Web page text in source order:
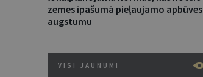
zemes īpašumā pieļaujamo apbūves
augstumu
VISI JAUNUMI